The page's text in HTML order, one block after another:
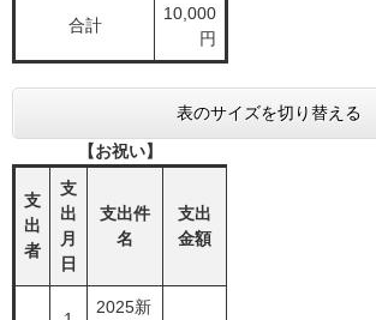
合計
10,000
円
表のサイズを切り替える
【お祝い】
支
出
者
支
出
月
日
支出件
名
支出
金額
2025新